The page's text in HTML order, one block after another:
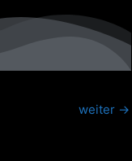
weiter →